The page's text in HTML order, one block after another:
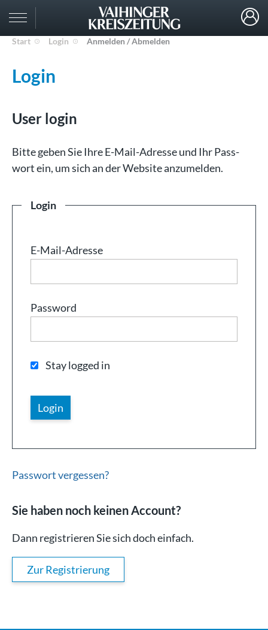
Start Login Anmelden / Abmelden
Login
User login
Bit­te ge­ben Sie Ih­re E-Mail-Adresse und Ihr Pass­
wort ein, um sich an der Web­site an­zu­mel­den.
Login
E-Mail-Adresse
Password
Stay logged in
Passwort vergessen?
Sie haben noch keinen Account?
Dann registrieren Sie sich doch einfach.
Zur Registrierung